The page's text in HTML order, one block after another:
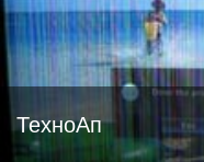
ТехноАп